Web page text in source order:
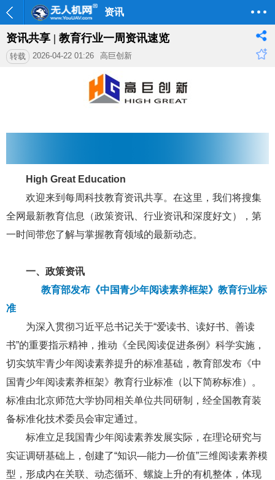
资讯
资讯共享 | 教育行业一周资讯速览
转载 2026-04-22 01:26 高巨创新
High Great Education
欢迎来到每周科技教育资讯共享。在这里，我们将搜集
全网最新教育信息（政策资讯、行业资讯和深度好文），第
一时间带您了解与掌握教育领域的最新动态。
一、政策资讯
教育部发布《中国青少年阅读素养框架》教育行业标
准
为深入贯彻习近平总书记关于“爱读书、读好书、善读
书”的重要指示精神，推动《全民阅读促进条例》科学实施，
切实筑牢青少年阅读素养提升的标准基础，教育部发布《中
国青少年阅读素养框架》教育行业标准（以下简称标准）。
标准由北京师范大学协同相关单位共同研制，经全国教育装
备标准化技术委员会审定通过。
标准立足我国青少年阅读素养发展实际，在理论研究与
实证调研基础上，创建了“知识—能力—价值”三维阅读素养模
型，形成内在关联、动态循环、螺旋上升的有机整体，体现